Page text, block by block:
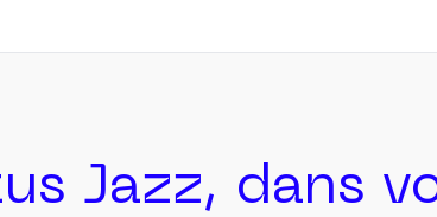
Jazz, dans